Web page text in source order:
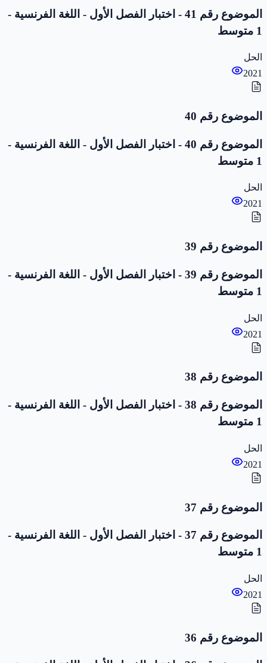
الموضوع رقم 41 - اختبار الفصل الأول - اللغة الفرنسية -
1 متوسط
الحل
2021
الموضوع رقم 40
الموضوع رقم 40 - اختبار الفصل الأول - اللغة الفرنسية -
1 متوسط
الحل
2021
الموضوع رقم 39
الموضوع رقم 39 - اختبار الفصل الأول - اللغة الفرنسية -
1 متوسط
الحل
2021
الموضوع رقم 38
الموضوع رقم 38 - اختبار الفصل الأول - اللغة الفرنسية -
1 متوسط
الحل
2021
الموضوع رقم 37
الموضوع رقم 37 - اختبار الفصل الأول - اللغة الفرنسية -
1 متوسط
الحل
2021
الموضوع رقم 36